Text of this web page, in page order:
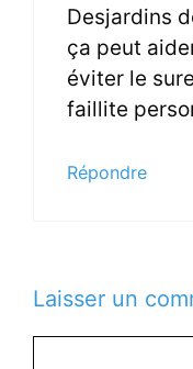
Desjardins
ça peut
éviter le
faillite
Répondre
Laisser un